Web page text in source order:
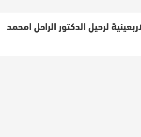
لرحيل الدكتور الراحل امحمد